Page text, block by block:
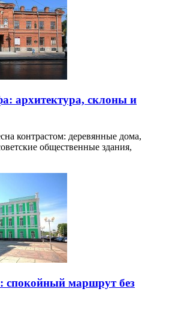
архитектура, склоны и
контрастом: деревянные дома,
общественные здания,
спокойный маршрут без